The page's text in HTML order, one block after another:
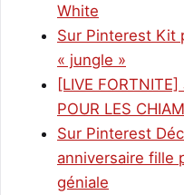
White
Sur Pinterest Kit
« jungle »
[LIVE FORTNITE]
POUR LES
Sur Pinterest
anniversaire fille
géniale